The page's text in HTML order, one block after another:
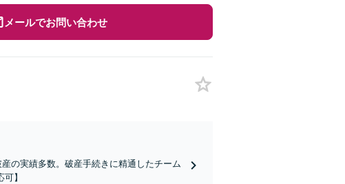
メールでお問い合わせ
の実績多数。破産手続きに精通したチーム
】